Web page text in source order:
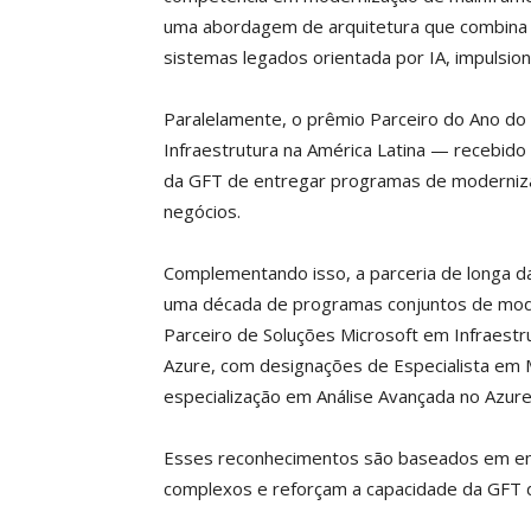
uma abordagem de arquitetura que
sistemas legados orientada por IA,
Paralelamente, o prêmio Parceiro do Ano
Infraestrutura na América Latina —
da GFT de entregar programas de
negócios.
Complementando isso, a parceria de longa
uma década de programas conjuntos de
Parceiro de Soluções Microsoft em
Azure, com designações de Especialista
especialização em Análise Avançada no
Esses reconhecimentos são baseados em
complexos e reforçam a capacidade da